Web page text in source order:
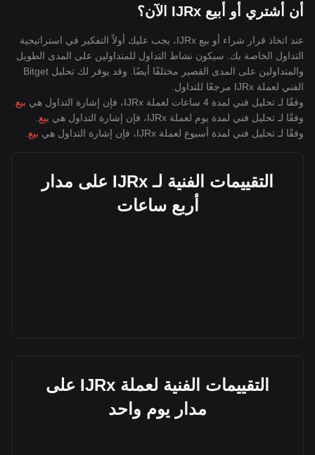
أن أشتري أو أبيع IJRx الآن؟
عند اتخاذ قرار شراء أو بيع IJRx، يجب عليك أولاً التفكير في استراتيجية
التداول الخاصة بك. سيكون نشاط التداول للمتداولين على المدى الطويل
والمتداولين على المدى القصير مختلفًا أيضًا. وقد يوفر لك تحليل Bitget
الفني لعملة IJRx مرجعًا للتداول.
وفقًا لـ تحليل فني لمدة 4 ساعات لعملة IJRx، فإن إشارة التداول هي
بيع
وفقًا لـ تحليل فني لمدة يوم لعملة IJRx، فإن إشارة التداول هي
بيع
وفقًا لـ تحليل فني لمدة أسبوع لعملة IJRx، فإن إشارة التداول هي
بيع
التقييمات الفنية لـ IJRx على مدار
أربع ساعات
التقييمات الفنية لعملة IJRx على
مدار يوم واحد